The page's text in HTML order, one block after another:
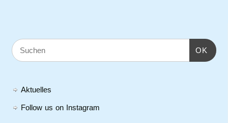
OK
Aktuelles
Follow us on Instagram